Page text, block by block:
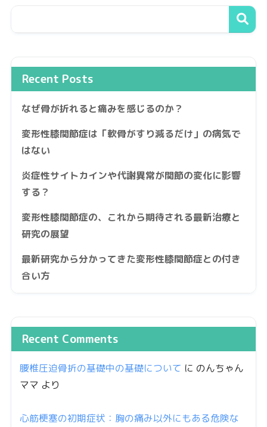
Recent Posts
なぜ骨が折れると痛みを感じるのか？
変形性膝関節症は「軟骨がすり減るだけ」の病気で
はない
炎症性サイトカインや代謝異常が関節の変化に影響
する？
変形性膝関節症の、これから期待される最新治療と
研究の展望
最新研究から分かってきた変形性膝関節症との付き
合い方
Recent Comments
腰椎圧迫骨折の基礎中の基礎について に のんちゃん
ママ より
心筋梗塞の初期症状：胸の痛み以外にもある危険な